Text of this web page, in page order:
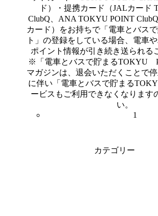
ド）・提携カード（JALカード
ClubQ、ANA TOKYU POINT
カード）をお持ちで「電車とバス
ト」の登録をしている場合、電車
ポイント情報が引き続き送られる
※「電車とバスで貯まるTOKYU
マガジンは、退会いただくことで
に伴い「電車とバスで貯まる
ービスもご利用できなくなります
い。
1
カテゴリー